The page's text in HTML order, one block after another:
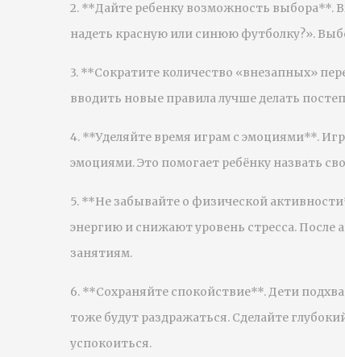
2. **Дайте ребенку возможность выбора**.
надеть красную или синюю футболку?».
3. **Сократите количество «внезапных»
вводить новые правила лучше делать
4. **Уделяйте время играм с эмоциями**.
эмоциями. Это помогает ребёнку назвать
5. **Не забывайте о физической
энергию и снижают уровень стресса. После
занятиям.
6. **Сохраняйте спокойствие**. Дети
тоже будут раздражаться. Сделайте
успокоиться.